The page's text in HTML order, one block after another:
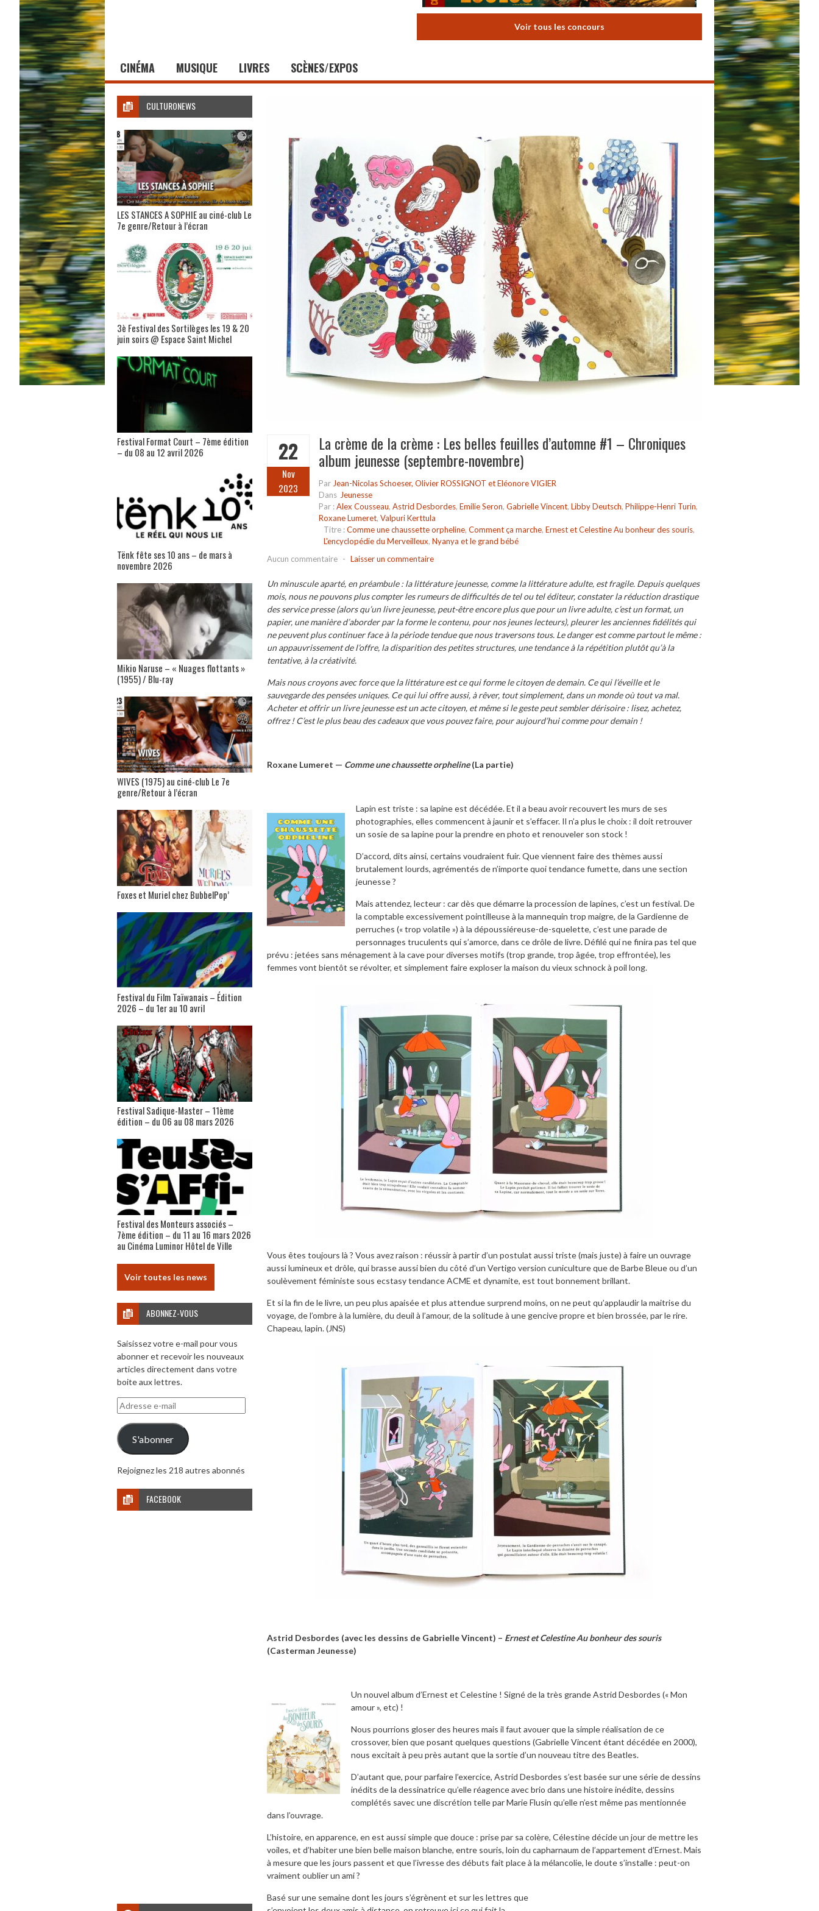
Voir tous les concours
CINÉMA MUSIQUE LIVRES SCÈNES/EXPOS
22
Nov
2023
La crème de la crème : Les belles feuilles d’automne #1 – Chroniques
album jeunesse (septembre-novembre)
Par Jean-Nicolas Schoeser, Olivier ROSSIGNOT et Eléonore VIGIER
Dans Jeunesse
Par :Alex Cousseau, Astrid Desbordes, Emilie Seron, Gabrielle Vincent, Libby Deutsch, Philippe-Henri Turin,
Roxane Lumeret, Valpuri Kerttula
Titre :Comme une chaussette orpheline, Comment ça marche, Ernest et Celestine Au bonheur des souris,
L'encyclopédie du Merveilleux, Nyanya et le grand bébé
Aucun commentaire - Laisser un commentaire
Un minuscule aparté, en préambule : la littérature jeunesse, comme la littérature adulte, est fragile. Depuis quelques
mois, nous ne pouvons plus compter les rumeurs de difficultés de tel ou tel éditeur, constater la réduction drastique
des service presse (alors qu’un livre jeunesse, peut-être encore plus que pour un livre adulte, c’est un format, un
papier, une manière d’aborder par la forme le contenu, pour nos jeunes lecteurs), pleurer les anciennes fidélités qui
ne peuvent plus continuer face à la période tendue que nous traversons tous. Le danger est comme partout le même :
un appauvrissement de l’offre, la disparition des petites structures, une tendance à la répétition plutôt qu’à la
tentative, à la créativité.
Mais nous croyons avec force que la littérature est ce qui forme le citoyen de demain. Ce qui l’éveille et le
sauvegarde des pensées uniques. Ce qui lui offre aussi, à rêver, tout simplement, dans un monde où tout va mal.
Acheter et offrir un livre jeunesse est un acte citoyen, et même si le geste peut sembler dérisoire : lisez, achetez,
offrez ! C’est le plus beau des cadeaux que vous pouvez faire, pour aujourd’hui comme pour demain !
Roxane Lumeret — Comme une chaussette orpheline(La partie)
Lapin est triste : sa lapine est décédée. Et il a beau avoir recouvert les murs de ses
photographies, elles commencent à jaunir et s’effacer. Il n’a plus le choix : il doit retrouver
un sosie de sa lapine pour la prendre en photo et renouveler son stock !
D’accord, dits ainsi, certains voudraient fuir. Que viennent faire des thèmes aussi
brutalement lourds, agrémentés de n’importe quoi tendance fumette, dans une section
jeunesse ?
Mais attendez, lecteur : car dès que démarre la procession de lapines, c’est un festival. De
la comptable excessivement pointilleuse à la mannequin trop maigre, de la Gardienne de
perruches (« trop volatile ») à la dépoussiéreuse-de-squelette, c’est une parade de
personnages truculents qui s’amorce, dans ce drôle de livre. Défilé qui ne finira pas tel que
prévu : jetées sans ménagement à la cave pour diverses motifs (trop grande, trop âgée, trop effrontée), les
femmes vont bientôt se révolter, et simplement faire exploser la maison du vieux schnock à poil long.
Vous êtes toujours là ? Vous avez raison : réussir à partir d’un postulat aussi triste (mais juste) à faire un ouvrage
aussi lumineux et drôle, qui brasse aussi bien du côté d’un Vertigo version cuniculture que de Barbe Bleue ou d’un
soulèvement féministe sous ecstasy tendance ACME et dynamite, est tout bonnement brillant.
Et si la fin de le livre, un peu plus apaisée et plus attendue surprend moins, on ne peut qu’applaudir la maitrise du
voyage, de l’ombre à la lumière, du deuil à l’amour, de la solitude à une gencive propre et bien brossée, par le rire.
Chapeau, lapin. (JNS)
Astrid Desbordes (avec les dessins de Gabrielle Vincent) – Ernest et Celestine Au bonheur des souris
(Casterman Jeunesse)
Un nouvel album d’Ernest et Celestine ! Signé de la très grande Astrid Desbordes (« Mon
amour », etc) !
Nous pourrions gloser des heures mais il faut avouer que la simple réalisation de ce
crossover, bien que posant quelques questions (Gabrielle Vincent étant décédée en 2000),
nous excitait à peu près autant que la sortie d’un nouveau titre des Beatles.
D’autant que, pour parfaire l’exercice, Astrid Desbordes s’est basée sur une série de dessins
inédits de la dessinatrice qu’elle réagence avec brio dans une histoire inédite, dessins
complétés savec une discrétion telle par Marie Flusin qu’elle n’est même pas mentionnée
dans l’ouvrage.
L’histoire, en apparence, en est aussi simple que douce : prise par sa colère, Célestine décide un jour de mettre les
voiles, et d’habiter une bien belle maison blanche, entre souris, loin du capharnaum de l’appartement d’Ernest. Mais
à mesure que les jours passent et que l’ivresse des débuts fait place à la mélancolie, le doute s’installe : peut-on
vraiment oublier un ami ?
Basé sur une semaine dont les jours s’égrènent et sur les lettres que
CULTURONEWS
LES STANCES A SOPHIE au ciné-club Le
7e genre/Retour à l’écran
3è Festival des Sortilèges les 19 & 20
juin soirs @ Espace Saint Michel
Festival Format Court – 7ème édition
– du 08 au 12 avril 2026
Tënk fête ses 10 ans – de mars à
novembre 2026
Mikio Naruse – « Nuages flottants »
(1955) / Blu-ray
WIVES (1975) au ciné-club Le 7e
genre/Retour à l’écran
Foxes et Muriel chez BubbelPop’
Festival du Film Taïwanais – Édition
2026 – du 1er au 10 avril
Festival Sadique-Master – 11ème
édition – du 06 au 08 mars 2026
Festival des Monteurs associés –
7ème édition – du 11 au 16 mars 2026
au Cinéma Luminor Hôtel de Ville
Voir toutes les news
ABONNEZ-VOUS
Saisissez votre e-mail pour vous
abonner et recevoir les nouveaux
articles directement dans votre
boite aux lettres.
Adresse
e-
mail
S'abonner
Rejoignez les 218 autres abonnés
FACEBOOK